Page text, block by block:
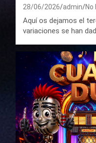
28/06/2026 admin
Aquí os dejamos el
variaciones se han